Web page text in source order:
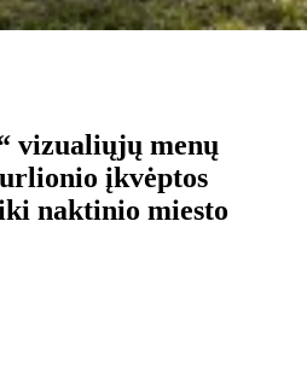
vizualiųjų menų
įkvėptos
naktinio miesto